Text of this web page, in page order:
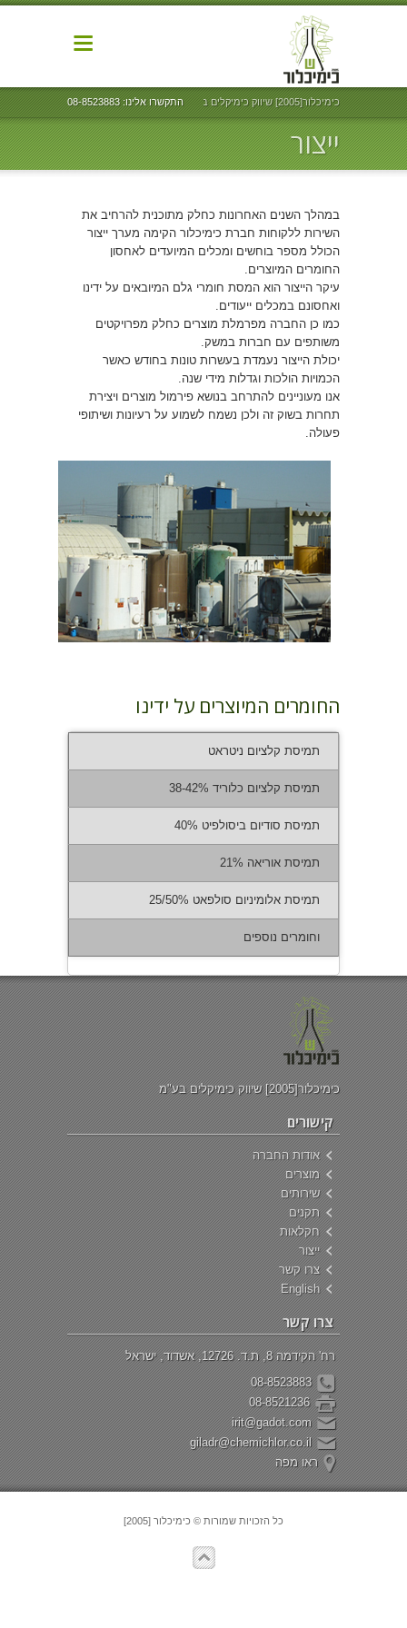
כימיכלור[2005] שיווק כימיקלים בע"מ התקשרו אלינו: 08-8523883
ייצור
במהלך השנים האחרונות כחלק מתוכנית להרחיב את
השירות ללקוחות חברת כימיכלור הקימה מערך ייצור
הכולל מספר בוחשים ומכלים המיועדים לאחסון
החומרים המיוצרים.
עיקר הייצור הוא המסת חומרי גלם המיובאים על ידינו
ואחסונם במכלים ייעודים.
כמו כן החברה מפרמלת מוצרים כחלק מפרויקטים
משותפים עם חברות במשק.
יכולת הייצור נעמדת בעשרות טונות בחודש כאשר
הכמויות הולכות וגדלות מידי שנה.
אנו מעוניינים להתרחב בנושא פירמול מוצרים ויצירת
תחרות בשוק זה ולכן נשמח לשמוע על רעיונות ושיתופי
פעולה.
החומרים המיוצרים על ידינו
תמיסת קלציום ניטראט
תמיסת קלציום כלוריד 38-42%
תמיסת סודיום ביסולפיט 40%
תמיסת אוריאה 21%
תמיסת אלומיניום סולפאט 25/50%
וחומרים נוספים
כימיכלור[2005] שיווק כימיקלים בע"מ
קישורים
אודות החברה
מוצרים
שירותים
תקנים
חקלאות
ייצור
צרו קשר
English
צרו קשר
רח' הקידמה 8, ת.ד. 12726, אשדוד, ישראל
08-8523883
08-8521236
irit@gadot.com
giladr@chemichlor.co.il
ראו מפה
כל הזכויות שמורות © כימיכלור [2005]
